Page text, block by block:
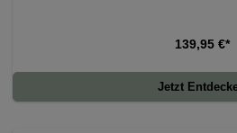
139,95 €*
Jetzt